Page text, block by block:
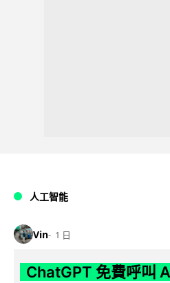
人工智能
Vin 1 日
ChatGPT 免費呼叫